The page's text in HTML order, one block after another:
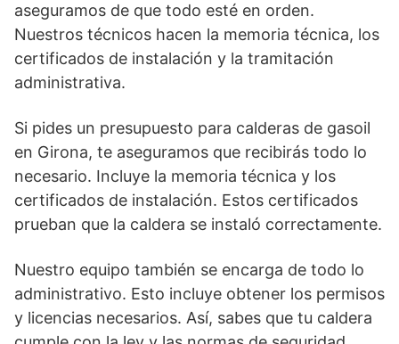
aseguramos de que todo esté en orden.
Nuestros técnicos hacen la memoria técnica, los
certificados de instalación y la tramitación
administrativa.
Si pides un presupuesto para calderas de gasoil
en Girona, te aseguramos que recibirás todo lo
necesario. Incluye la memoria técnica y los
certificados de instalación. Estos certificados
prueban que la caldera se instaló correctamente.
Nuestro equipo también se encarga de todo lo
administrativo. Esto incluye obtener los permisos
y licencias necesarios. Así, sabes que tu caldera